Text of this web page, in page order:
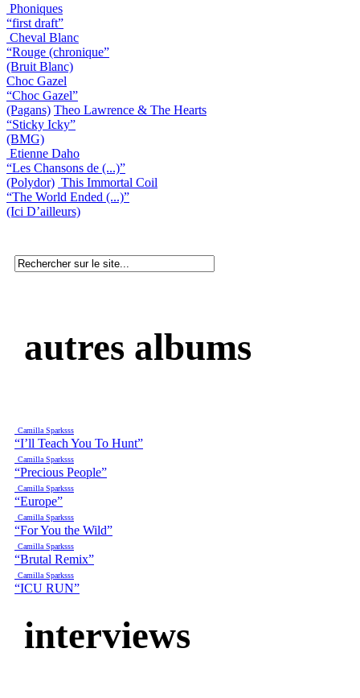
Phoniques
“first draft”
Cheval Blanc
“Rouge (chronique”
(Bruit Blanc)
Choc Gazel
“Choc Gazel”
(Pagans) Theo Lawrence & The Hearts
“Sticky Icky”
(BMG)
Etienne Daho
“Les Chansons de (...)”
(Polydor) This Immortal Coil
“The World Ended (...)”
(Ici D’ailleurs)
autres albums
Camilla Sparksss
“I’ll Teach You To Hunt”
Camilla Sparksss
“Precious People”
Camilla Sparksss
“Europe”
Camilla Sparksss
“For You the Wild”
Camilla Sparksss
“Brutal Remix”
Camilla Sparksss
“ICU RUN”
interviews